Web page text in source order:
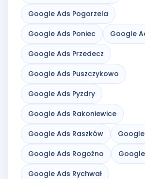
Google Ads Pogorzela
Google Ads Poniec Google
Google Ads Przedecz
Google Ads Puszczykowo
Google Ads Pyzdry
Google Ads Rakoniewice
Google Ads Raszków
Google Ads Rogoźno
Google Ads Rychwał